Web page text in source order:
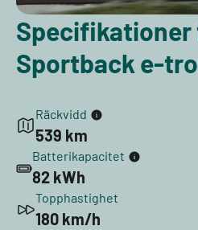
Specifikationer
Sportback e-
Räckvidd
539 km
Batterikapacitet
82 kWh
Topphastighet
180 km/h